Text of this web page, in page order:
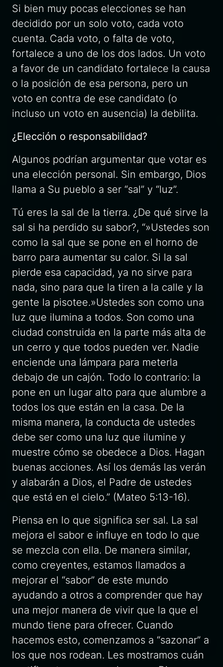
Si bien muy pocas elecciones se han
decidido por un solo voto, cada voto
cuenta. Cada voto, o falta de voto,
fortalece a uno de los dos lados. Un voto
a favor de un candidato fortalece la causa
o la posición de esa persona, pero un
voto en contra de ese candidato (o
incluso un voto en ausencia) la debilita.
¿Elección o responsabilidad?
Algunos podrían argumentar que votar es
una elección personal. Sin embargo, Dios
llama a Su pueblo a ser “sal” y “luz”.
Tú eres la sal de la tierra. ¿De qué sirve la
sal si ha perdido su sabor?, “»Ustedes son
como la sal que se pone en el horno de
barro para aumentar su calor. Si la sal
pierde esa capacidad, ya no sirve para
nada, sino para que la tiren a la calle y la
gente la pisotee.»Ustedes son como una
luz que ilumina a todos. Son como una
ciudad construida en la parte más alta de
un cerro y que todos pueden ver. Nadie
enciende una lámpara para meterla
debajo de un cajón. Todo lo contrario: la
pone en un lugar alto para que alumbre a
todos los que están en la casa. De la
misma manera, la conducta de ustedes
debe ser como una luz que ilumine y
muestre cómo se obedece a Dios. Hagan
buenas acciones. Así los demás las verán
y alabarán a Dios, el Padre de ustedes
que está en el cielo.” (Mateo 5:13-16).
Piensa en lo que significa ser sal. La sal
mejora el sabor e influye en todo lo que
se mezcla con ella. De manera similar,
como creyentes, estamos llamados a
mejorar el “sabor” de este mundo
ayudando a otros a comprender que hay
una mejor manera de vivir que la que el
mundo tiene para ofrecer. Cuando
hacemos esto, comenzamos a “sazonar” a
los que nos rodean. Les mostramos cuán